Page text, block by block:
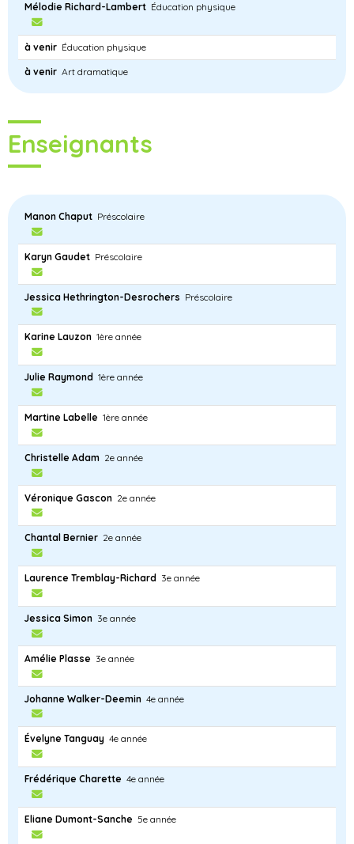
Mélodie Richard-Lambert Éducation physique
à venir Éducation physique
à venir Art dramatique
Enseignants
Manon Chaput Préscolaire
Karyn Gaudet Préscolaire
Jessica Hethrington-Desrochers Préscolaire
Karine Lauzon 1ère année
Julie Raymond 1ère année
Martine Labelle 1ère année
Christelle Adam 2e année
Véronique Gascon 2e année
Chantal Bernier 2e année
Laurence Tremblay-Richard 3e année
Jessica Simon 3e année
Amélie Plasse 3e année
Johanne Walker-Deemin 4e année
Évelyne Tanguay 4e année
Frédérique Charette 4e année
Eliane Dumont-Sanche 5e année